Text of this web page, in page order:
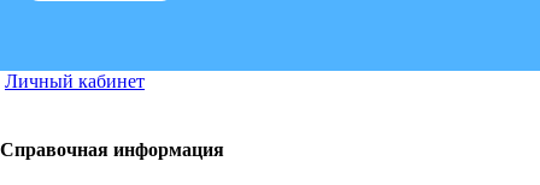
Личный кабинет
Справочная информация